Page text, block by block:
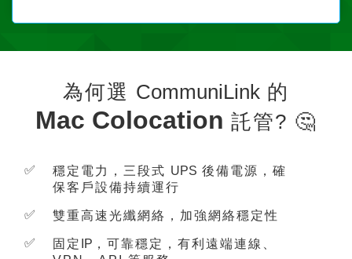
為何選 CommuniLink 的
Mac Colocation 託管? 🤔
✅ 穩定電力，三段式 UPS 後備電源，確
保客戶設備持續運行
✅ 雙重高速光纖網絡，加強網絡穩定性
✅ 固定 IP ，可靠穩定，有利遠端連線、